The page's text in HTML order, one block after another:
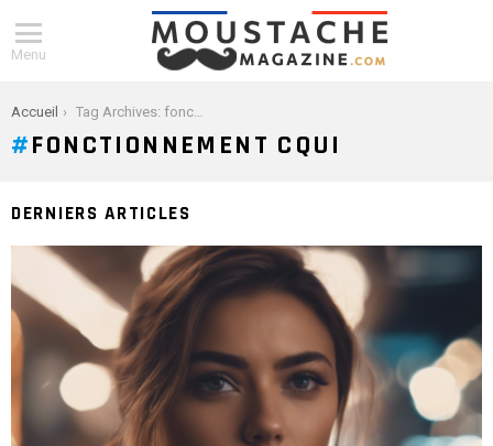
Menu
You are here:
Accueil Tag Archives: fonctionnement cqui
FONCTIONNEMENT CQUI
DERNIERS ARTICLES